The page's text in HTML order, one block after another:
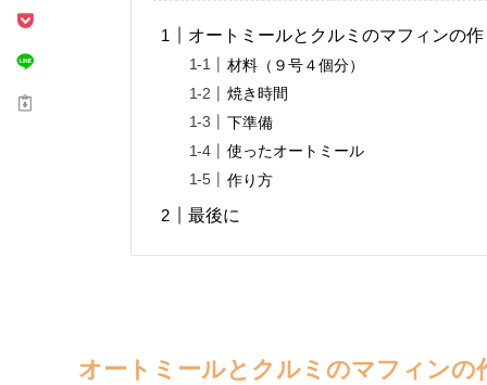
オートミールとクルミのマフィンの
材料（９号４個分）
焼き時間
下準備
使ったオートミール
作り方
最後に
オートミールとクルミのマフィンの